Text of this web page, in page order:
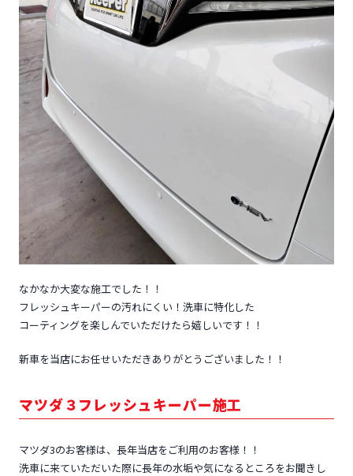
なかなか大変な施工でした！！
フレッシュキーパーの汚れにくい！洗車に特化した
コーティングを楽しんでいただけたら嬉しいです！！
新車を当店にお任せいただきありがとうございました！！
マツダ３フレッシュキーパー施工
マツダ3のお客様は、長年当店をご利用のお客様！！
洗車に来ていただいた際に長年の水垢や気になるところをお聞きし